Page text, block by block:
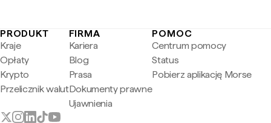
PRODUKT
Kraje
Opłaty
Krypto
Przelicznik walut
FIRMA
Kariera
Blog
Prasa
Dokumenty prawne
Ujawnienia
POMOC
Centrum pomocy
Status
Pobierz aplikację Morse